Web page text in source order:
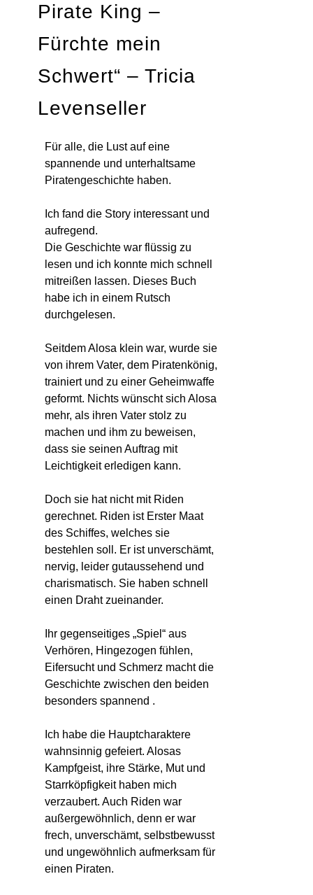
Pirate King –
Fürchte mein
Schwert“ – Tricia
Levenseller
Für alle, die Lust auf eine
spannende und unterhaltsame
Piratengeschichte haben.
Ich fand die Story interessant und
aufregend.
Die Geschichte war flüssig zu
lesen und ich konnte mich schnell
mitreißen lassen. Dieses Buch
habe ich in einem Rutsch
durchgelesen.
Seitdem Alosa klein war, wurde sie
von ihrem Vater, dem Piratenkönig,
trainiert und zu einer Geheimwaffe
geformt. Nichts wünscht sich Alosa
mehr, als ihren Vater stolz zu
machen und ihm zu beweisen,
dass sie seinen Auftrag mit
Leichtigkeit erledigen kann.
Doch sie hat nicht mit Riden
gerechnet. Riden ist Erster Maat
des Schiffes, welches sie
bestehlen soll. Er ist unverschämt,
nervig, leider gutaussehend und
charismatisch. Sie haben schnell
einen Draht zueinander.
Ihr gegenseitiges „Spiel“ aus
Verhören, Hingezogen fühlen,
Eifersucht und Schmerz macht die
Geschichte zwischen den beiden
besonders spannend .
Ich habe die Hauptcharaktere
wahnsinnig gefeiert. Alosas
Kampfgeist, ihre Stärke, Mut und
Starrköpfigkeit haben mich
verzaubert. Auch Riden war
außergewöhnlich, denn er war
frech, unverschämt, selbstbewusst
und ungewöhnlich aufmerksam für
einen Piraten.